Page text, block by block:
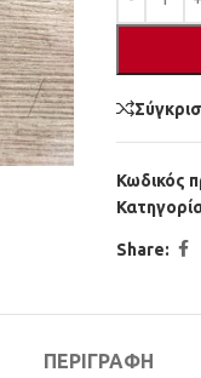
Κωδικός
Share:
ΠΕΡΙΓΡΑΦΉ